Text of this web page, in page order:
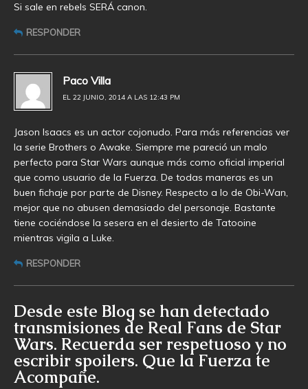
Si sale en rebels SERÁ canon.
RESPONDER
Paco Villa
EL 22 JUNIO, 2014 A LAS 12:43 PM
Jason Isaacs es un actor cojonudo. Para más referencias ver
la serie Brothers o Awake. Siempre me pareció un malo
perfecto para Star Wars aunque más como oficial imperial
que como usuario de la Fuerza. De todas maneras es un
buen fichaje por parte de Disney. Respecto a lo de Obi-Wan,
mejor que no abusen demasiado del personaje. Bastante
tiene cociéndose la sesera en el desierto de Tatooine
mientras vigila a Luke.
RESPONDER
Desde este Blog se han detectado
transmisiones de Real Fans de Star
Wars. Recuerda ser respetuoso y no
escribir spoilers. Que la Fuerza te
Acompañe.